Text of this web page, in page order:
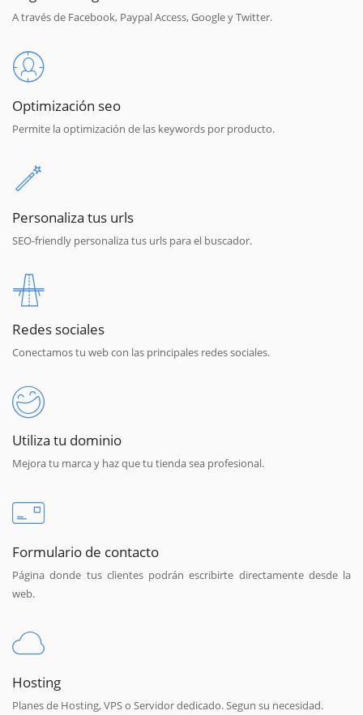
A través de Facebook, Paypal Access, Google y Twitter.
Optimización seo
Permite la optimización de las keywords por producto.
Personaliza tus urls
SEO-friendly personaliza tus urls para el buscador.
Redes sociales
Conectamos tu web con las principales redes sociales.
Utiliza tu dominio
Mejora tu marca y haz que tu tienda sea profesional.
Formulario de contacto
Página donde tus clientes podrán escribirte directamente desde la
web.
Hosting
Planes de Hosting, VPS o Servidor dedicado. Segun su necesidad.